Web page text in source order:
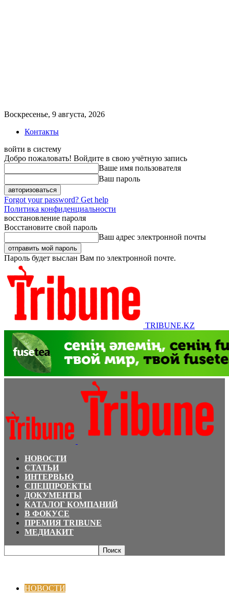
Воскресенье, 9 августа, 2026
Контакты
войти в систему
Добро пожаловать! Войдите в свою учётную запись
Ваше имя пользователя
Ваш пароль
Forgot your password? Get help
Политика конфиденциальности
восстановление пароля
Восстановите свой пароль
Ваш адрес электронной почты
Пароль будет выслан Вам по электронной почте.
TRIBUNE.KZ
НОВОСТИ
СТАТЬИ
ИНТЕРВЬЮ
СПЕЦПРОЕКТЫ
ДОКУМЕНТЫ
КАТАЛОГ КОМПАНИЙ
В ФОКУСЕ
ПРЕМИЯ TRIBUNE
МЕДИАКИТ
НОВОСТИ